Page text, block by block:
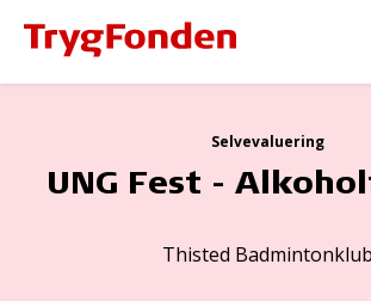
Selvevaluering
UNG Fest -
Thisted Badmintonklub